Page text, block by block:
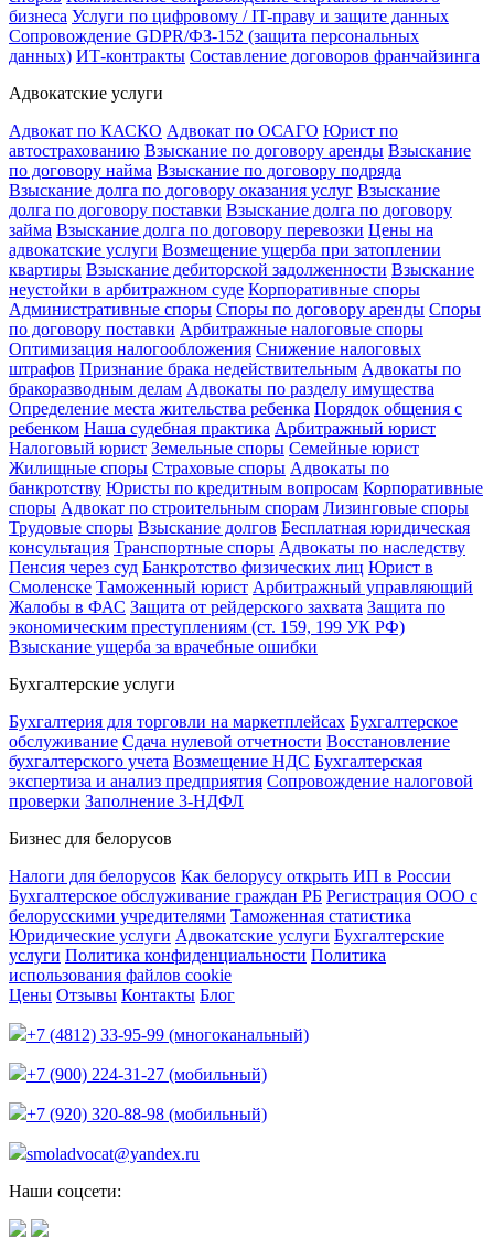
бизнеса Услуги по цифровому / IT-праву и защите данных
Сопровождение GDPR/ФЗ-152 (защита персональных
данных) ИТ-контракты Составление договоров франчайзинга
Адвокатские услуги
Адвокат по КАСКО Адвокат по ОСАГО Юрист по
автострахованию Взыскание по договору аренды Взыскание
по договору найма Взыскание по договору подряда
Взыскание долга по договору оказания услуг Взыскание
долга по договору поставки Взыскание долга по договору
займа Взыскание долга по договору перевозки Цены на
адвокатские услуги Возмещение ущерба при затоплении
квартиры Взыскание дебиторской задолженности Взыскание
неустойки в арбитражном суде Корпоративные споры
Административные споры Споры по договору аренды Споры
по договору поставки Арбитражные налоговые споры
Оптимизация налогообложения Снижение налоговых
штрафов Признание брака недействительным Адвокаты по
бракоразводным делам Адвокаты по разделу имущества
Определение места жительства ребенка Порядок общения с
ребенком Наша судебная практика Арбитражный юрист
Налоговый юрист Земельные споры Семейные юрист
Жилищные споры Страховые споры Адвокаты по
банкротству Юристы по кредитным вопросам Корпоративные
споры Адвокат по строительным спорам Лизинговые споры
Трудовые споры Взыскание долгов Бесплатная юридическая
консультация Транспортные споры Адвокаты по наследству
Пенсия через суд Банкротство физических лиц Юрист в
Смоленске Таможенный юрист Арбитражный управляющий
Жалобы в ФАС Защита от рейдерского захвата Защита по
экономическим преступлениям (ст. 159, 199 УК РФ)
Взыскание ущерба за врачебные ошибки
Бухгалтерские услуги
Бухгалтерия для торговли на маркетплейсах Бухгалтерское
обслуживание Сдача нулевой отчетности Восстановление
бухгалтерского учета Возмещение НДС Бухгалтерская
экспертиза и анализ предприятия Сопровождение налоговой
проверки Заполнение 3-НДФЛ
Бизнес для белорусов
Налоги для белорусов Как белорусу открыть ИП в России
Бухгалтерское обслуживание граждан РБ Регистрация ООО с
белорусскими учредителями Таможенная статистика
Юридические услуги Адвокатские услуги Бухгалтерские
услуги Политика конфиденциальности Политика
использования файлов cookie
Цены Отзывы Контакты Блог
+7 (4812) 33-95-99 (многоканальный)
+7 (900) 224-31-27 (мобильный)
+7 (920) 320-88-98 (мобильный)
smoladvocat@yandex.ru
Наши соцсети: